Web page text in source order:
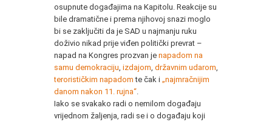
osupnute događajima na Kapitolu. Reakcije su
bile dramatične i prema njihovoj snazi moglo
bi se zaključiti da je SAD u najmanju ruku
doživio nikad prije viđen politički prevrat –
napad na Kongres prozvan je napadom na
samu demokraciju izdajom državnim udarom
terorističkim napadom te čak i „najmračnijim
danom nakon 11. rujna“
Iako se svakako radi o nemilom događaju
vrijednom žaljenja, radi se i o događaju koji